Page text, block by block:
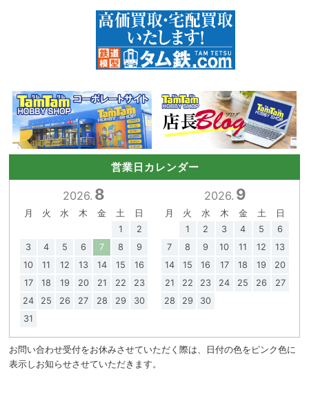
営業日カレンダー
2026. 8
月 火 水 木 金 土
日
1
2
3
4 5 6 7 8
9
10
11 12 13 14 15
16
17
18 19 20 21 22
23
24
25 26 27 28 29
30
31
2026. 9
月 火 水 木 金 土
日
1
2 3 4 5
6
7
8 9 10 11 12
13
14
15 16 17 18 19
20
21
22 23 24 25 26
27
28
29 30
お問い合わせ受付をお休みさせていただく際は、日付の色をピンク色に
表示しお知らせさせていただきます。